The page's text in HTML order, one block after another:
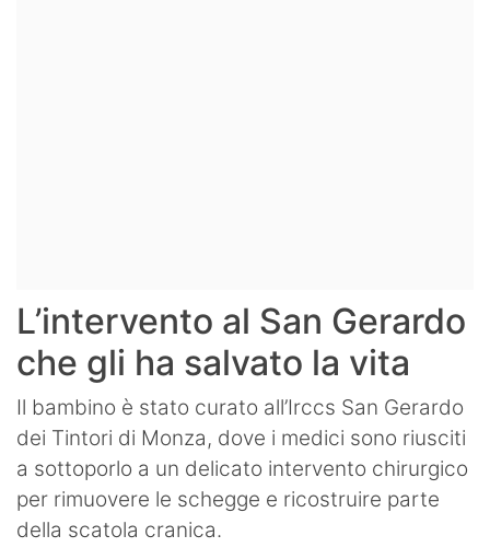
L’intervento al San Gerardo
che gli ha salvato la vita
Il bambino è stato curato all’Irccs San Gerardo
dei Tintori di Monza, dove i medici sono riusciti
a sottoporlo a un delicato intervento chirurgico
per rimuovere le schegge e ricostruire parte
della scatola cranica.